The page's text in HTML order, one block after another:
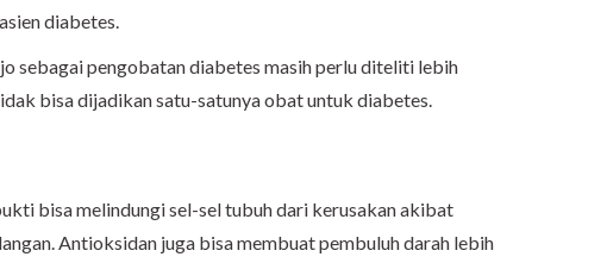
diabetes.
sebagai pengobatan diabetes masih perlu diteliti lebih
bisa dijadikan satu-satunya obat untuk diabetes.
bisa melindungi sel-sel tubuh dari kerusakan akibat
Antioksidan juga bisa membuat pembuluh darah lebih